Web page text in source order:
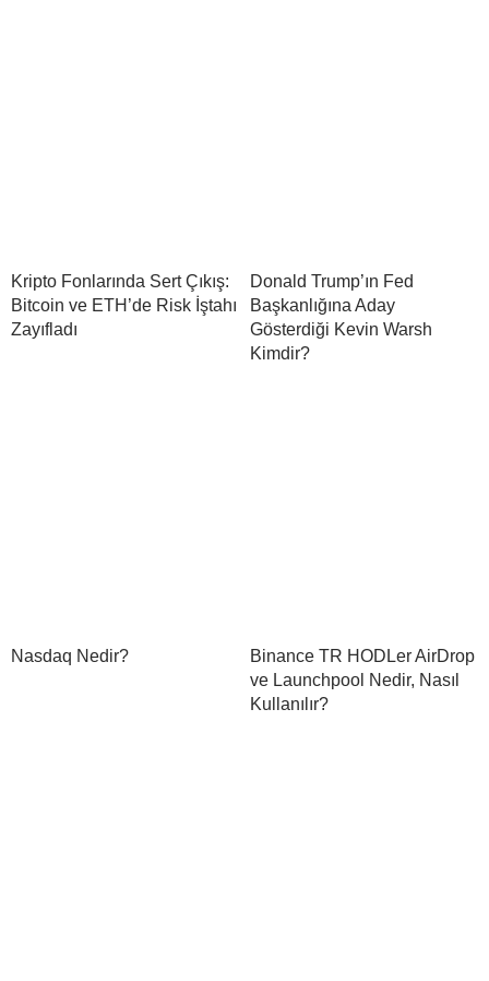
Kripto Fonlarında Sert Çıkış:
Bitcoin ve ETH’de Risk İştahı
Zayıfladı
Donald Trump’ın Fed
Başkanlığına Aday
Gösterdiği Kevin Warsh
Kimdir?
Nasdaq Nedir?
Binance TR HODLer AirDrop
ve Launchpool Nedir, Nasıl
Kullanılır?